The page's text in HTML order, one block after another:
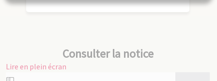
Consulter la notice
Lire en plein écran
Aller